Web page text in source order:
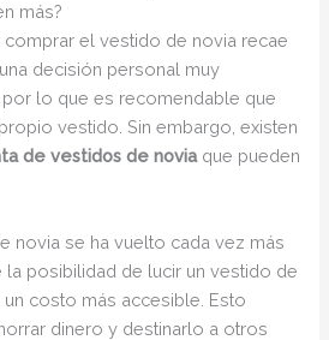
más?
el vestido de novia recae
decisión personal muy
lo que es recomendable que
vestido. Sin embargo, existen
de vestidos de noviaque pueden
novia se ha vuelto cada vez más
la posibilidad de lucir un vestido de
costo más accesible. Esto
dinero y destinarlo a otros